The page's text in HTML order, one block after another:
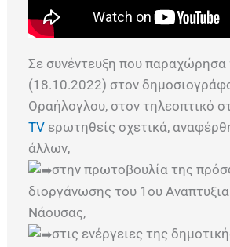
Σε συνέντευξη που παραχώρησα
(18.10.2022) στον
Οραήλογλου, στον τηλεοπτικό
TV ερωτηθείς σχετικά,
άλλων,
στην πρωτοβουλία της
διοργάνωσης του 1ου
Νάουσας,
στις ενέργειες της